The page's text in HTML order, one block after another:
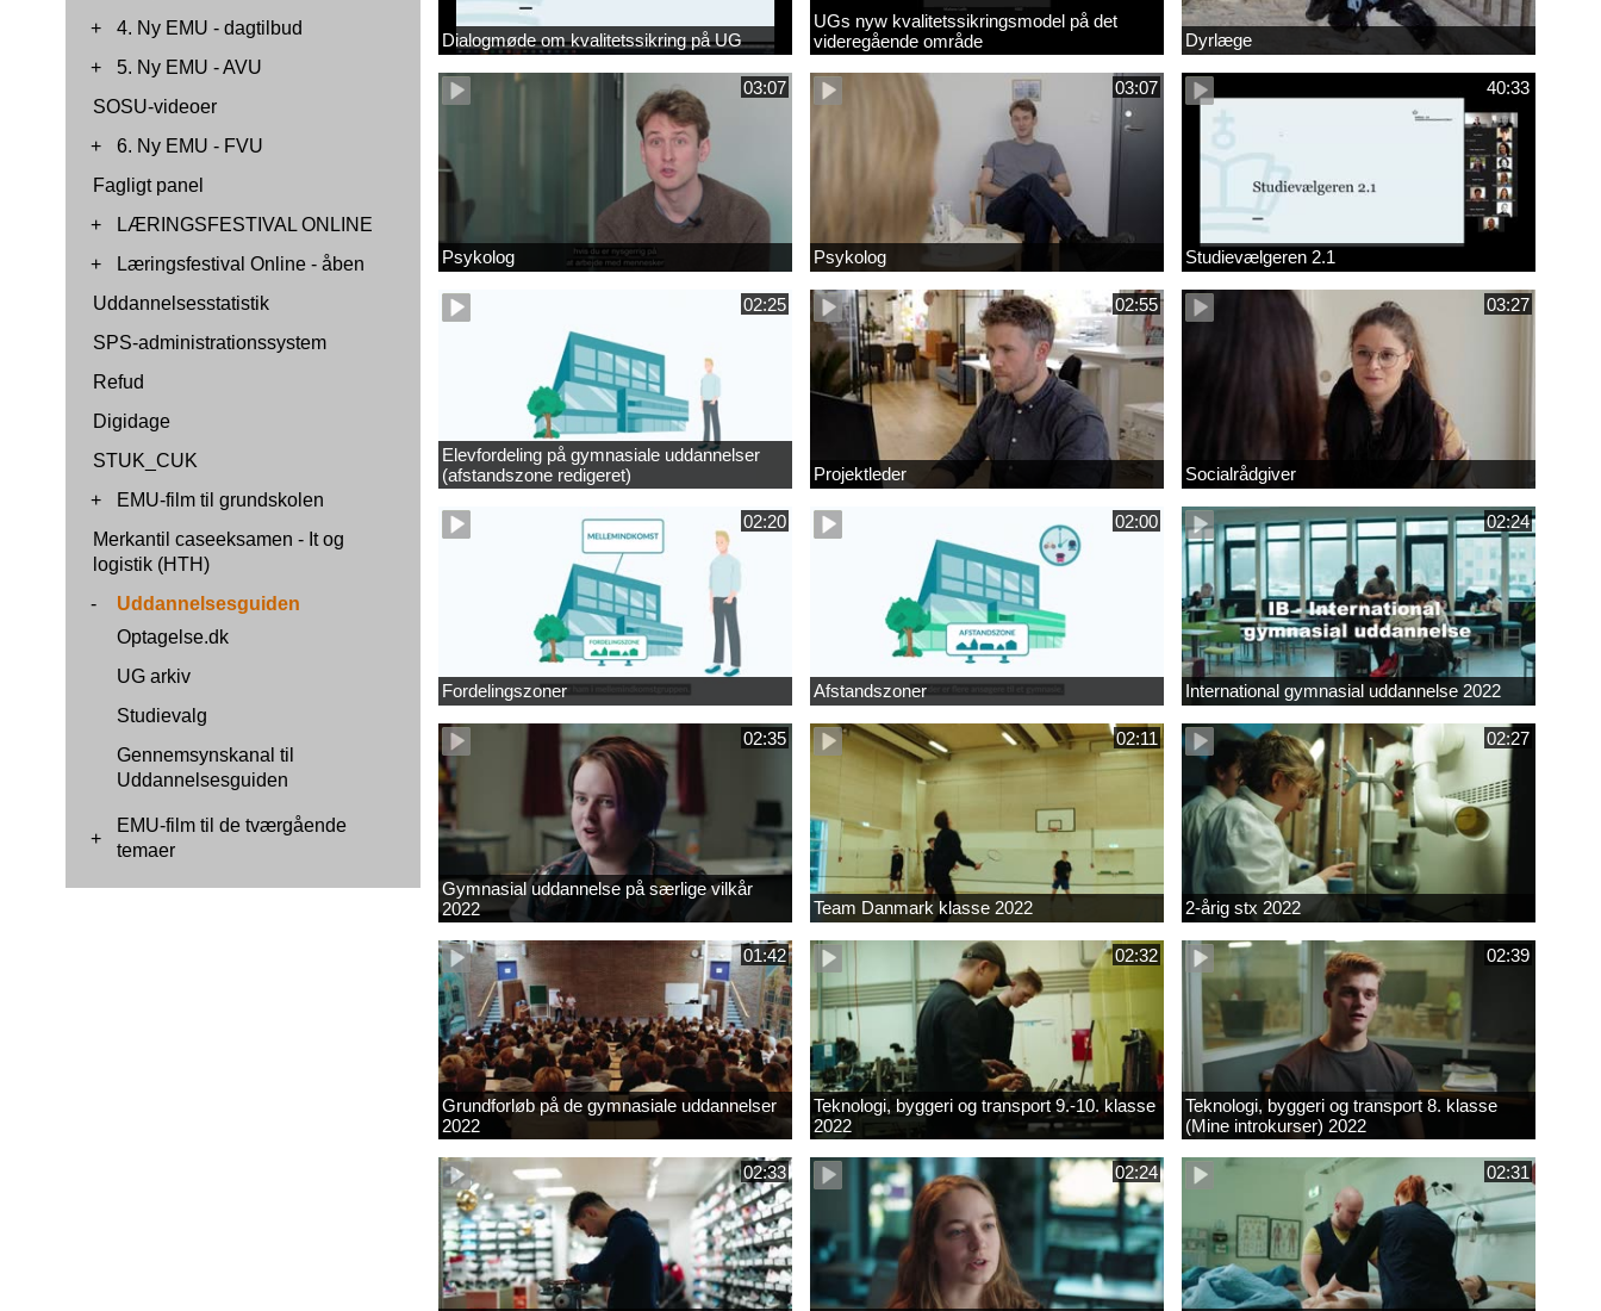
+
4. Ny EMU - dagtilbud
+
5. Ny EMU - AVU
SOSU-videoer
+
6. Ny EMU - FVU
Fagligt panel
+
LÆRINGSFESTIVAL ONLINE
+
Læringsfestival Online - åben
Uddannelsesstatistik
SPS-administrationssystem
Refud
Digidage
STUK_CUK
+
EMU-film til grundskolen
Merkantil caseeksamen - It og
logistik (HTH)
-
Uddannelsesguiden
Optagelse.dk
UG arkiv
Studievalg
Gennemsynskanal til
Uddannelsesguiden
+
EMU-film til de tværgående
temaer
Dialogmøde om kvalitetssikring på UG
UGs nyw kvalitetssikringsmodel på det
videregående område
Dyrlæge
03:07
Psykolog
03:07
Psykolog
40:33
Studievælgeren 2.1
02:25
Elevfordeling på gymnasiale uddannelser
(afstandszone redigeret)
02:55
Projektleder
03:27
Socialrådgiver
02:20
Fordelingszoner
02:00
Afstandszoner
02:24
International gymnasial uddannelse 2022
02:35
Gymnasial uddannelse på særlige vilkår
2022
02:11
Team Danmark klasse 2022
02:27
2-årig stx 2022
01:42
Grundforløb på de gymnasiale uddannelser
2022
02:32
Teknologi, byggeri og transport 9.-10. klasse
2022
02:39
Teknologi, byggeri og transport 8. klasse
(Mine introkurser) 2022
02:33 02:24 02:31